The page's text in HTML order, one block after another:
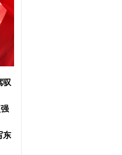
驭
东